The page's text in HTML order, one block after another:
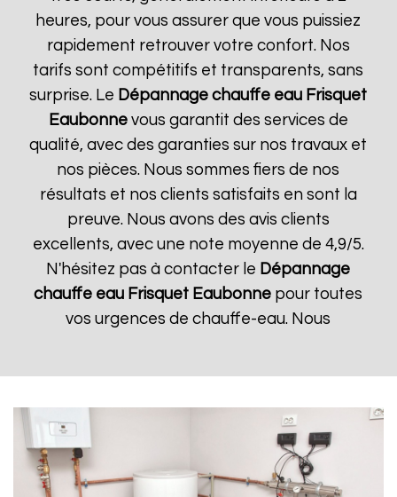
heures, pour vous assurer que vous puissiez
rapidement retrouver votre confort. Nos
tarifs sont compétitifs et transparents, sans
surprise. Le Dépannage chauffe eau Frisquet
Eaubonnevous garantit des services de
qualité, avec des garanties sur nos travaux et
nos pièces. Nous sommes fiers de nos
résultats et nos clients satisfaits en sont la
preuve. Nous avons des avis clients
excellents, avec une note moyenne de 4,9/5.
N'hésitez pas à contacter le Dépannage
chauffe eau Frisquet Eaubonne pour toutes
vos urgences de chauffe-eau. Nous